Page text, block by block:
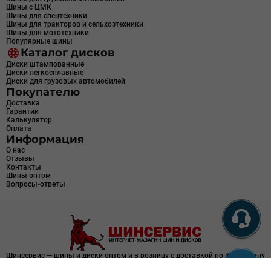
Шины с ЦМК
Шины для спецтехники
Шины для тракторов и сельхозтехники
Шины для мототехники
Популярные шины
Каталог дисков
Диски штампованные
Диски легкосплавные
Диски для грузовых автомобилей
Покупателю
Доставка
Гарантии
Калькулятор
Оплата
Информация
О нас
Отзывы
Контакты
Шины оптом
Вопросы-ответы
Шинсервис — шины и диски оптом и в розницу с доставкой по Казахстану